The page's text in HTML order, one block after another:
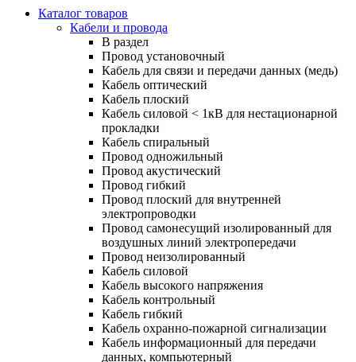
Каталог товаров
Кабели и провода
В раздел
Провод установочный
Кабель для связи и передачи данных (медь)
Кабель оптический
Кабель плоский
Кабель силовой < 1кВ для нестационарной
прокладки
Кабель спиральный
Провод одножильный
Провод акустический
Провод гибкий
Провод плоский для внутренней
электропроводки
Провод самонесущий изолированный для
воздушных линий электропередачи
Провод неизолированный
Кабель силовой
Кабель высокого напряжения
Кабель контрольный
Кабель гибкий
Кабель охранно-пожарной сигнализации
Кабель информационный для передачи
данных, компьютерный